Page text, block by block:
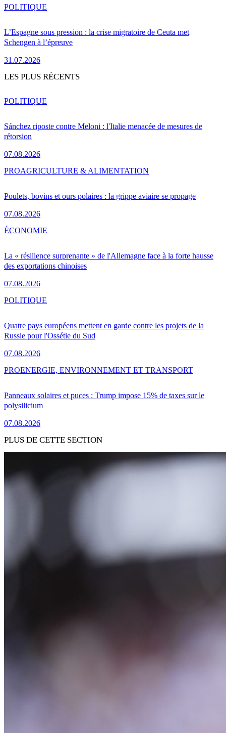
L’Espagne sous pression : la crise migratoire de Ceuta met
Schengen à l’épreuve
31.07.2026
POLITIQUE
LES PLUS RÉCENTS
Sánchez riposte contre Meloni : l'Italie menacée de mesures de
rétorsion
07.08.2026
POLITIQUE
Poulets, bovins et ours polaires : la grippe aviaire se propage
07.08.2026
PROAGRICULTURE & ALIMENTATION
La « résilience surprenante » de l'Allemagne face à la forte hausse
des exportations chinoises
07.08.2026
ÉCONOMIE
Quatre pays européens mettent en garde contre les projets de la
Russie pour l'Ossétie du Sud
07.08.2026
POLITIQUE
Panneaux solaires et puces : Trump impose 15% de taxes sur le
polysilicium
07.08.2026
PROENERGIE, ENVIRONNEMENT ET TRANSPORT
PLUS DE CETTE SECTION